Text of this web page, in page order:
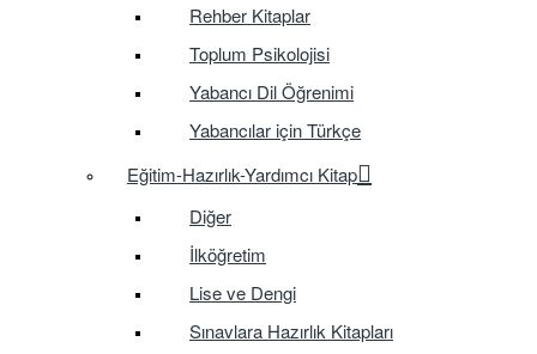
Rehber Kitaplar
Toplum Psikolojisi
Yabancı Dil Öğrenimi
Yabancılar için Türkçe
Eğitim-Hazırlık-Yardımcı Kitap
Diğer
İlköğretim
Lise ve Dengi
Sınavlara Hazırlık Kitapları